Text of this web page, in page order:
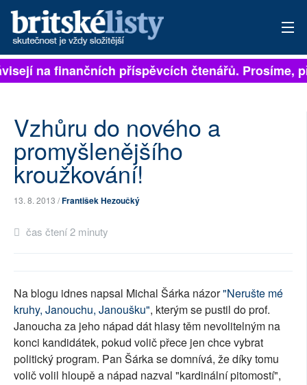
PŘIHLÁSIT
ARCHIV
ROZHOVORY
TÉMATA
NEJČTENĚJŠÍ ZA 7 DNÍ
PŘÍSPĚVKY NA PROVOZ
SOCIÁLNÍ SÍTĚ
RUBRIKY
na finančních příspěvcích čtenářů. Prosíme,
Vzhůru do nového a
promyšlenějšího
kroužkování!
13. 8. 2013 /František Hezoučký
čas čtení 2 minuty
Na blogu idnes napsal Michal Šárka názor"Nerušte mé
kruhy, Janouchu, Janoušku", kterým se pustil do prof.
Janoucha za jeho nápad dát hlasy těm nevolitelným na
konci kandidátek, pokud volič přece jen chce vybrat
politický program. Pan Šárka se domnívá, že díky tomu
volič volil hloupě a nápad nazval "kardinální pitomostí",